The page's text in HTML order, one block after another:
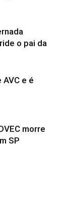
o pai da
e é
morre
SP